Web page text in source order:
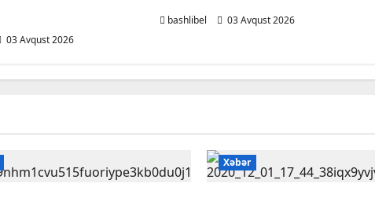
03 Avqust 2026
bashlibel 03 Avqust 2026
Xəbər